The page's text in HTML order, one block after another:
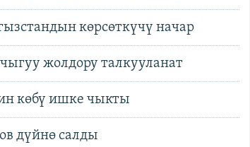
көрсөткүчү начар
жолдору талкууланат
көбү ишке чыкты
дүйнө салды